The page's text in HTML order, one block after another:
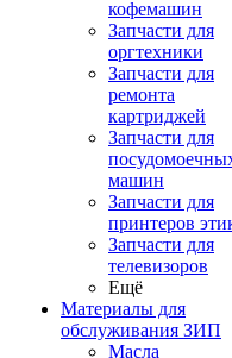
кофемашин
Запчасти для
оргтехники
Запчасти для
ремонта
картриджей
Запчасти для
машин
Запчасти для
принтеров
Запчасти для
телевизоров
Ещё
Материалы для
обслуживания ЗИП
Масла